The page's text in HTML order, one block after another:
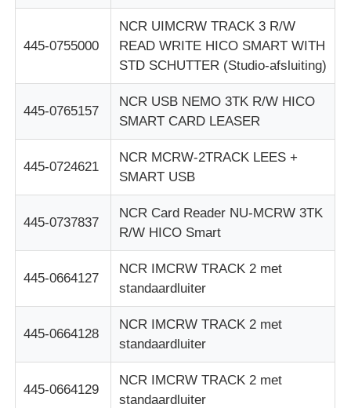
Bankbiljetten sorteren
pinautomaat
ATM-reserveonderdelen
Geldautomaat
445-0755000
NCR UIMCRW TRACK 3 R/W
READ WRITE HICO SMART WITH
STD SCHUTTER (Studio-afsluiting)
445-0765157
NCR USB NEMO 3TK R/W HICO
SMART CARD LEASER
445-0724621
NCR MCRW-2TRACK LEES +
SMART USB
445-0737837
NCR Card Reader NU-MCRW 3TK
R/W HICO Smart
445-0664127
NCR IMCRW TRACK 2 met
standaardluiter
445-0664128
NCR IMCRW TRACK 2 met
standaardluiter
445-0664129
NCR IMCRW TRACK 2 met
standaardluiter